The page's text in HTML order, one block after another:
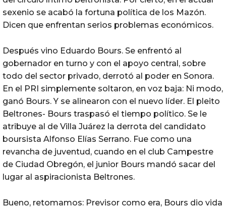
sexenio se acabó la fortuna política de los Mazón.
Dicen que enfrentan serios problemas económicos.
Después vino Eduardo Bours. Se enfrentó al
gobernador en turno y con el apoyo central, sobre
todo del sector privado, derrotó al poder en Sonora.
En el PRI simplemente soltaron, en voz baja: Ni modo,
ganó Bours. Y se alinearon con el nuevo líder. El pleito
Beltrones- Bours traspasó el tiempo político. Se le
atribuye al de Villa Juárez la derrota del candidato
boursista Alfonso Elías Serrano. Fue como una
revancha de juventud, cuando en el club Campestre
de Ciudad Obregón, el junior Bours mandó sacar del
lugar al aspiracionista Beltrones.
Bueno, retomamos: Previsor como era, Bours dio vida